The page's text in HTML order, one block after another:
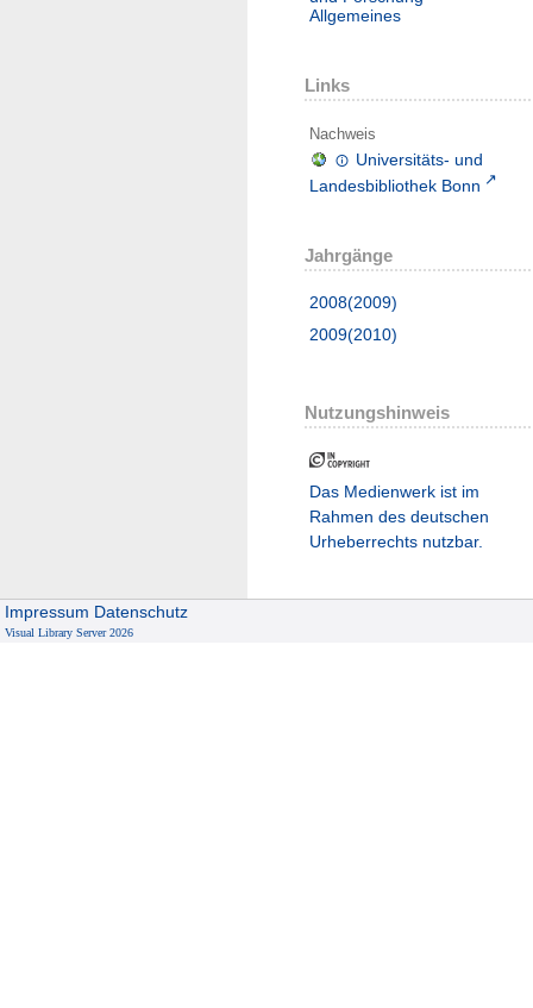
Allgemeines
Links
Nachweis
Universitäts- und
Landesbibliothek Bonn
Jahrgänge
2008(2009)
2009(2010)
Nutzungshinweis
Das Medienwerk ist im
Rahmen des deutschen
Urheberrechts nutzbar.
Impressum Datenschutz
Visual Library Server 2026